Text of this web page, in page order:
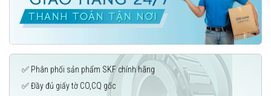
✅ Phân phối sản phẩm SKF chính hãng
✅ Đầy đủ giấy tờ CO,CQ gốc